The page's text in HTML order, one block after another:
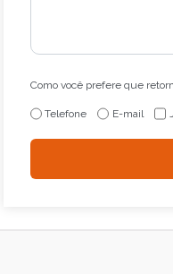
Como você prefere que
Telefone E-mail